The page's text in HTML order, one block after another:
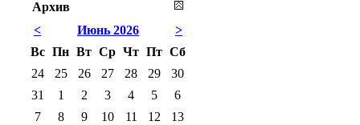
Архив
<
>
Июнь 2026
Вс Пн Вт Ср Чт Пт Сб
24
25 26 27 28 29
30
31
1 2 3 4 5
6
7
8 9 10 11 12
13